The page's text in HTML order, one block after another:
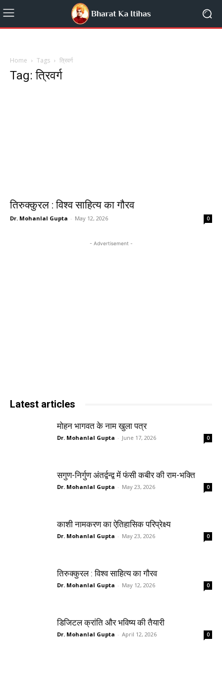
Home Tags त्रिवर्ग
Tag: त्रिवर्ग
तिरुक्कुरल : विश्व साहित्य का गौरव
Dr. Mohanlal Gupta - May 12, 2026 0
- Advertisement -
Latest articles
मोहन भागवत के नाम खुला पत्र
Dr. Mohanlal Gupta - June 17, 2026 0
सगुण-निर्गुण अंतर्द्वन्द्व में फंसी कबीर की राम-भक्ति
Dr. Mohanlal Gupta - May 23, 2026 0
काशी नामकरण का ऐतिहासिक परिप्रेक्ष्य
Dr. Mohanlal Gupta - May 23, 2026 0
तिरुक्कुरल : विश्व साहित्य का गौरव
Dr. Mohanlal Gupta - May 12, 2026 0
डिजिटल क्रांति और भविष्य की तैयारी
Dr. Mohanlal Gupta - April 12, 2026 0